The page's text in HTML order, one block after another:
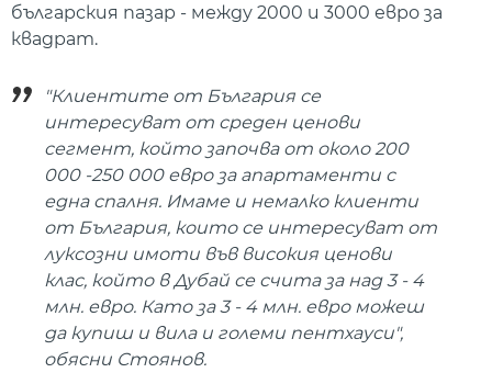
българския пазар - между 2000 и 3000 евро за
квадрат.
"Клиентите от България се
интересуват от среден ценови
сегмент, който започва от около 200
000 -250 000 евро за апартаменти с
една спалня. Имаме и немалко клиенти
от България, които се интересуват от
луксозни имоти във високия ценови
клас, който в Дубай се счита за над 3 - 4
млн. евро. Като за 3 - 4 млн. евро можеш
да купиш и вила и големи пентхауси",
обясни Стоянов.